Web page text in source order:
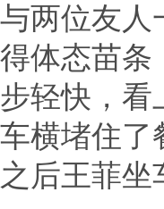
与两位友人
得体态苗条
步轻快，看
车横堵住了
之后王菲坐